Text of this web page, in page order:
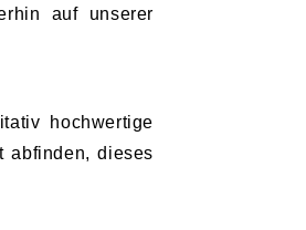
auf unserer
hochwertige
abfinden, dieses